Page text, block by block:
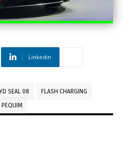
Linkedin
SEAL 08
FLASH CHARGING
PEQUIM